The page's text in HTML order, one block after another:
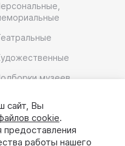
музеев
сайт, Вы
cookie.
работы нашего